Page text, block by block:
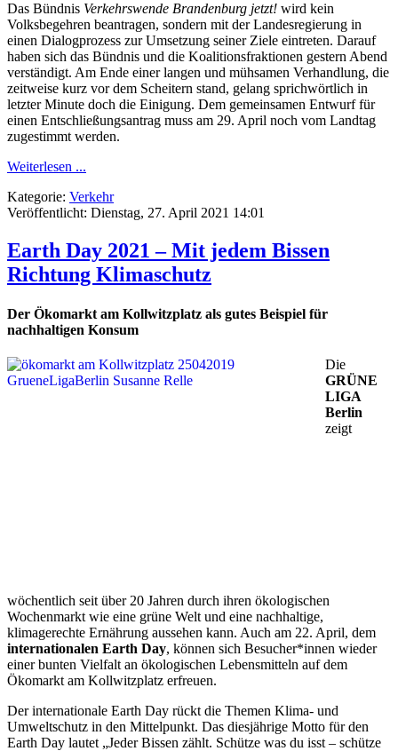
Das Bündnis Verkehrswende Brandenburg jetzt! wird kein
Volksbegehren beantragen, sondern mit der Landesregierung in
einen Dialogprozess zur Umsetzung seiner Ziele eintreten. Darauf
haben sich das Bündnis und die Koalitionsfraktionen gestern Abend
verständigt. Am Ende einer langen und mühsamen Verhandlung, die
zeitweise kurz vor dem Scheitern stand, gelang sprichwörtlich in
letzter Minute doch die Einigung. Dem gemeinsamen Entwurf für
einen Entschließungsantrag muss am 29. April noch vom Landtag
zugestimmt werden.
Weiterlesen ...
Kategorie: Verkehr
Veröffentlicht: Dienstag, 27. April 2021 14:01
Earth Day 2021 – Mit jedem Bissen
Richtung Klimaschutz
Der Ökomarkt am Kollwitzplatz als gutes Beispiel für
nachhaltigen Konsum
Die
GRÜNE
LIGA
Berlin
zeigt
wöchentlich seit über 20 Jahren durch ihren ökologischen
Wochenmarkt wie eine grüne Welt und eine nachhaltige,
klimagerechte Ernährung aussehen kann. Auch am 22. April, dem
internationalen Earth Day, können sich Besucher*innen wieder
einer bunten Vielfalt an ökologischen Lebensmitteln auf dem
Ökomarkt am Kollwitzplatz erfreuen.
Der internationale Earth Day rückt die Themen Klima- und
Umweltschutz in den Mittelpunkt. Das diesjährige Motto für den
Earth Day lautet „Jeder Bissen zählt. Schütze was du isst – schütze